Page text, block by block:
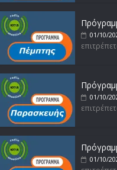
01/10/
01/10/
01/10/